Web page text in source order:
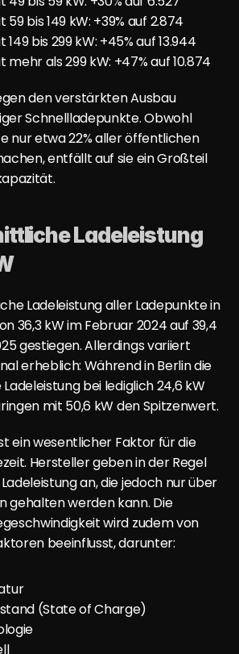
bis 149 kW: +39% auf 2.874
bis 299 kW: +45% auf 13.944
als 299 kW: +47% auf 10.874
den verstärkten Ausbau
Schnellladepunkte. Obwohl
nur etwa 22% aller öffentlichen
entfällt auf sie ein Großteil
Ladeleistung
Ladeleistung aller Ladepunkte in
36,3 kW im Februar 2024 auf 39,4
gestiegen. Allerdings variiert
erheblich: Während in Berlin die
bei lediglich 24,6 kW
mit 50,6 kW den Spitzenwert.
ein wesentlicher Faktor für die
Hersteller geben in der Regel
an, die jedoch nur über
gehalten werden kann. Die
wird zudem von
beeinflusst, darunter:
(State of Charge)